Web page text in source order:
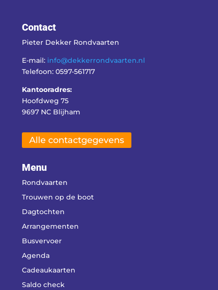
Contact
Pieter Dekker Rondvaarten
E-mail: info@dekkerrondvaarten.nl
Telefoon: 0597-561717
Kantooradres:
Hoofdweg 75
9697 NC Blijham
Alle contactgegevens
Menu
Rondvaarten
Trouwen op de boot
Dagtochten
Arrangementen
Busvervoer
Agenda
Cadeaukaarten
Saldo check